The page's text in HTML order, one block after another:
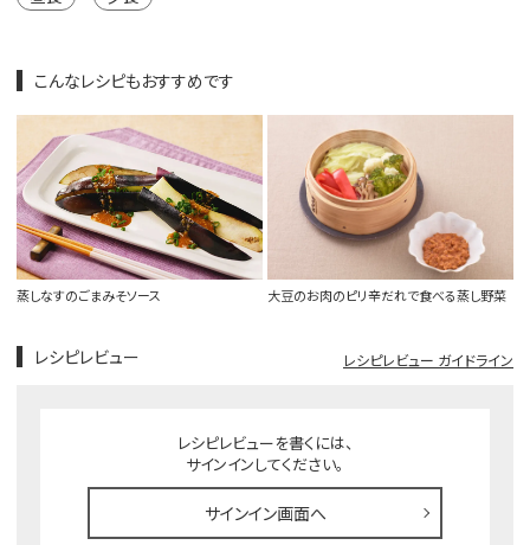
こんなレシピもおすすめです
蒸しなすのごまみそソース 大豆のお肉のピリ辛だれで食べる蒸し野菜
レシピレビュー レシピレビュー ガイドライン
レシピレビューを書くには、
サインインしてください。
サインイン画面へ